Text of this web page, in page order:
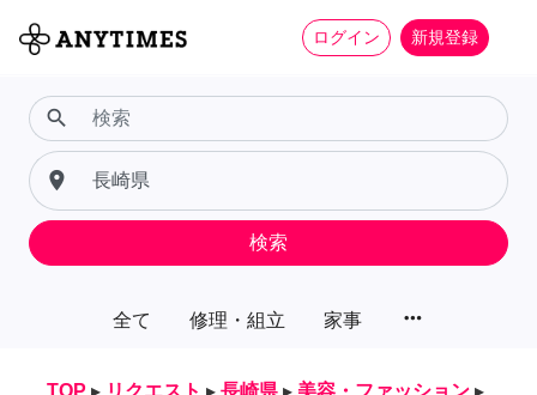
ログイン 新規登録
全て 修理・組立 家事 more_horiz
search
place
検索
TOP ▸ リクエスト ▸ 長崎県 ▸ 美容・ファッション ▸